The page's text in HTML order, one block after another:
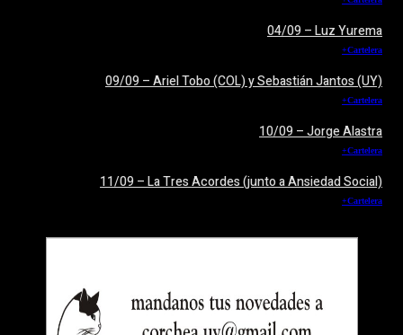
04/09 – Luz Yurema
+Cartelera
09/09 – Ariel Tobo (COL) y Sebastián Jantos (UY)
+Cartelera
10/09 – Jorge Alastra
+Cartelera
11/09 – La Tres Acordes (junto a Ansiedad Social)
+Cartelera